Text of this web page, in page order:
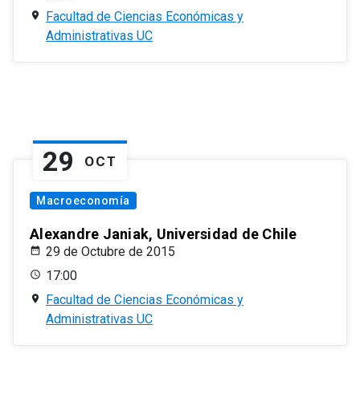
Facultad de Ciencias Económicas y
Administrativas UC
29 OCT
Macroeconomía
Alexandre Janiak, Universidad de Chile
29 de Octubre de 2015
17:00
Facultad de Ciencias Económicas y
Administrativas UC